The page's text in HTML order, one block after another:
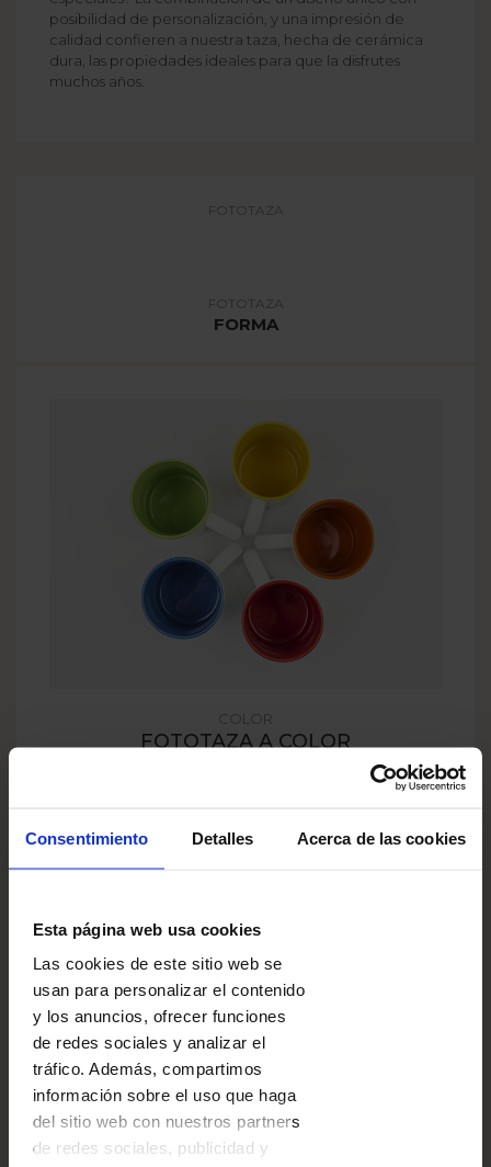
Consentimiento Detalles Acerca de las cookies
Esta página web usa cookies
Las cookies de este sitio web se
usan para personalizar el contenido
y los anuncios, ofrecer funciones
de redes sociales y analizar el
tráfico. Además, compartimos
información sobre el uso que haga
del sitio web con nuestros partners
de redes sociales, publicidad y
posibilidad de personalización, y una impresión de
calidad confieren a nuestra taza, hecha de cerámica
dura, las propiedades ideales para que la disfrutes
muchos años.
FOTOTAZA
FOTOTAZA
FORMA
COLOR
FOTOTAZA A COLOR
personalizado, sino que también puedes elegir el
blanco, amarillo, verde, azul, azul marino y rojo.